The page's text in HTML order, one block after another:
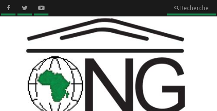
Recherche